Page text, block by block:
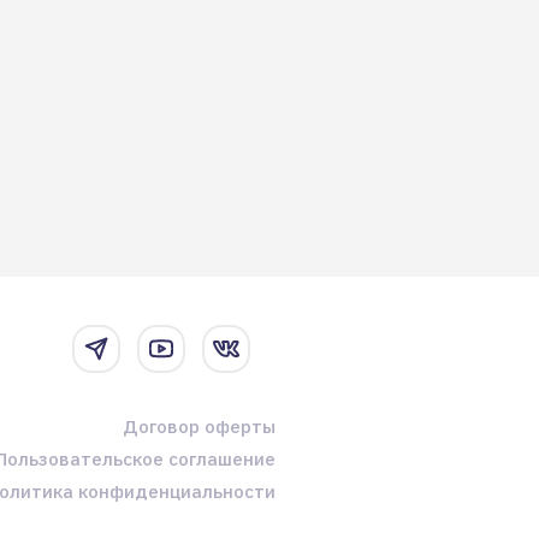
Договор оферты
соглашение
конфиденциальности